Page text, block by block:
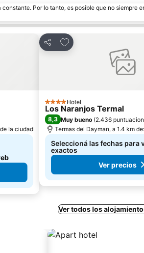
Por lo tanto, es posible que no siempre
la ciudad
Compartir
Añadir a favoritos
4 Estrellas
Hotel
Los Naranjos Termal
8,3 Muy bueno (2.436
Termas del Dayman, a 1.4 km
Seleccioná las fechas para
exactos
Ver precios
Ver todos los